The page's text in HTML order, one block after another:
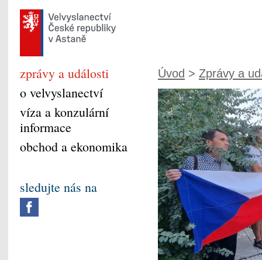
Úvod > Zprávy a
zprávy a události
o velvyslanectví
víza a konzulární
informace
obchod a ekonomika
sledujte nás na